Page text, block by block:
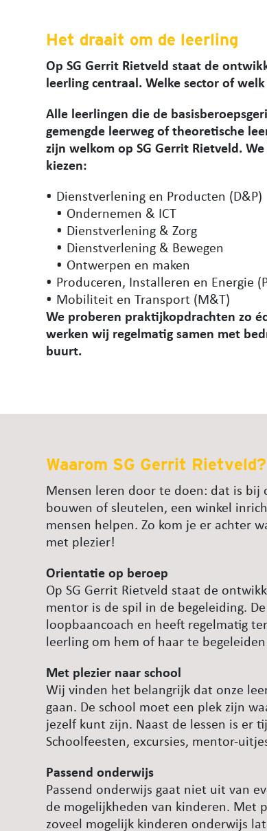
Het draait om de leerling
Op SG Gerrit Rietveld staat de
leerling centraal. Welke sector of
Alle leerlingen die de
gemengde leerweg oftheoretische
zijn welkom op SG Gerrit Rietveld.
kiezen:
Dienstverlening en Producten (D&P)
Ondernemen & ICT
Dienstverlening & Zorg
Dienstverlening & Bewegen
Ontwerpen en maken
Produceren, Installeren en Energie
Mobiliteit en Transport (M&T)
We proberen praktijkopdrachten zo
werken wij regelmatig samen met
buurt.
Waarom SG Gerrit Rietveld?
Mensen leren door te doen: dat is bij
bouwen of sleutelen, een winkel
mensen helpen. Zo kom je er achter
met plezier!
Orientatie op beroep
Op SG Gerrit Rietveld staat de
mentor is de spil in de begeleiding.
loopbaancoach en heeft regelmatig
leerling om hem of haar te
Met plezier naar school
Wij vinden het belangrijk dat onze
gaan. De school moet een plek zijn
jezelf kunt zijn. Naast de lessen is er
Schoolfeesten, excursies, mentor-
Passend onderwijs
Passend onderwijs gaat niet uit van
de mogelijkheden van kinderen. Met
zoveel mogelijk kinderen onderwijs